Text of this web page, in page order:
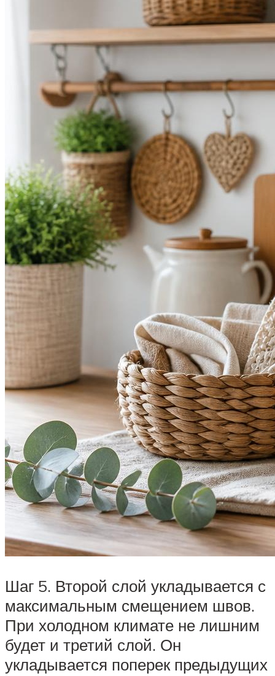
Шаг 5. Второй слой укладывается с
максимальным смещением швов.
При холодном климате не лишним
будет и третий слой. Он
укладывается поперек предыдущих